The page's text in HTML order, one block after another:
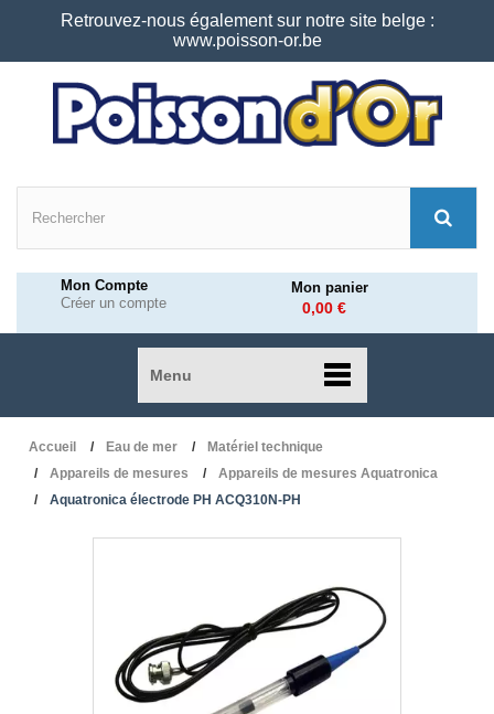
Retrouvez-nous également sur notre site belge :
www.poisson-or.be
Mon Compte
Créer un compte
Mon panier
0,00 €
Menu
Accueil Eau de mer
Matériel technique
Appareils de mesures
Appareils de mesures Aquatronica
Aquatronica électrode PH ACQ310N-PH